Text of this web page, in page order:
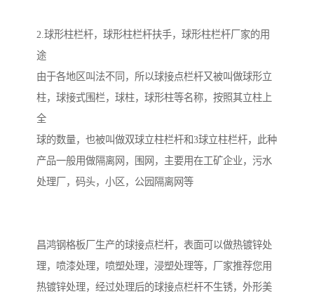
2.球形柱栏杆，球形柱栏杆扶手，球形柱栏杆厂家的用
途
由于各地区叫法不同，所以球接点栏杆又被叫做球形立
柱，球接式围栏，球柱，球形柱等名称，按照其立柱上
全
球的数量，也被叫做双球立柱栏杆和3球立柱栏杆，此种
产品一般用做隔离网，围网，主要用在工矿企业，污水
处理厂，码头，小区，公园隔离网等
昌鸿钢格板厂生产的球接点栏杆，表面可以做热镀锌处
理，喷漆处理，喷塑处理，浸塑处理等，厂家推荐您用
热镀锌处理，经过处理后的球接点栏杆不生锈，外形美